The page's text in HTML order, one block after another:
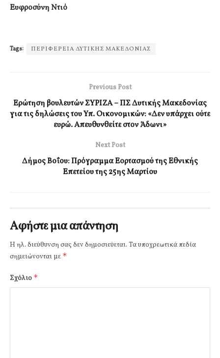
Ευφροσύνη Ντιό
Tags: ΠΕΡΙΦΕΡΕΙΑ ΔΥΤΙΚΗΣ ΜΑΚΕΔΟΝΙΑΣ
Previous Post
Ερώτηση βουλευτών ΣΥΡΙΖΑ – ΠΣ Δυτικής Μακεδονίας
για τις δηλώσεις του Υπ. Οικονομικών: «Δεν υπάρχει ούτε
ευρώ. Απευθυνθείτε στον Άδωνι»
Next Post
Δήμος Βοΐου: Πρόγραμμα Εορτασμού της Εθνικής
Επετείου της 25ης Μαρτίου
Αφήστε μια απάντηση
Η ηλ. διεύθυνση σας δεν δημοσιεύεται. Τα υποχρεωτικά πεδία
σημειώνονται με *
Σχόλιο *